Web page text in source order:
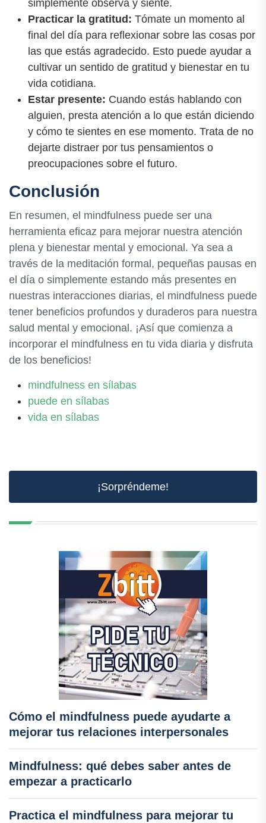
simplemente observa y siente.
Practicar la gratitud: Tómate un momento al
final del día para reflexionar sobre las cosas por
las que estás agradecido. Esto puede ayudar a
cultivar un sentido de gratitud y bienestar en tu
vida cotidiana.
Estar presente: Cuando estás hablando con
alguien, presta atención a lo que están diciendo
y cómo te sientes en ese momento. Trata de no
dejarte distraer por tus pensamientos o
preocupaciones sobre el futuro.
Conclusión
En resumen, el mindfulness puede ser una
herramienta eficaz para mejorar nuestra atención
plena y bienestar mental y emocional. Ya sea a
través de la meditación formal, pequeñas pausas en
el día o simplemente estando más presentes en
nuestras interacciones diarias, el mindfulness puede
tener beneficios profundos y duraderos para nuestra
salud mental y emocional. ¡Así que comienza a
incorporar el mindfulness en tu vida diaria y disfruta
de los beneficios!
mindfulness en sílabas
puede en sílabas
vida en sílabas
¡Sorpréndeme!
Cómo el mindfulness puede ayudarte a
mejorar tus relaciones interpersonales
Mindfulness: qué debes saber antes de
empezar a practicarlo
Practica el mindfulness para mejorar tu